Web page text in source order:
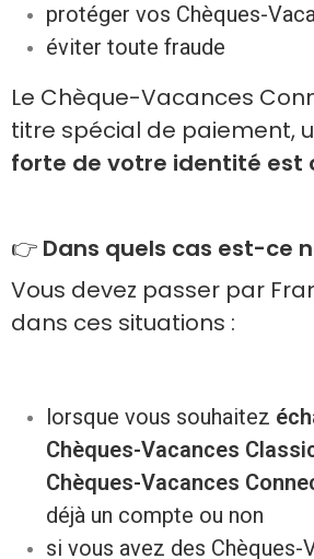
protéger vos Chèques-
éviter toute fraude
Le Chèque-Vacances
titre spécial de paiement,
forte de votre identité est
👉 Dans quels cas est-ce
Vous devez passer par
dans ces situations :
lorsque vous souhaitez
Chèques-Vacances
Chèques-Vacances
déjà un compte ou non
si vous avez des Chèques-